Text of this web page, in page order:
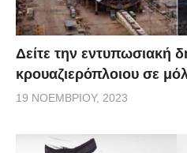
Δείτε την εντυπωσιακή
κρουαζιερόπλοιου σε
19 ΝΟΕΜΒΡΊΟΥ, 2023